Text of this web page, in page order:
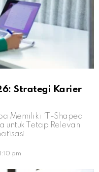
Strategi Karier
Memiliki ‘T-Shaped
untuk Tetap Relevan
pm